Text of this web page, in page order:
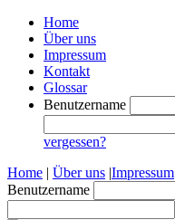
Home
Über uns
Impressum
Kontakt
Glossar
Benutzername
vergessen?
Home | Über uns |Impressum
Benutzername